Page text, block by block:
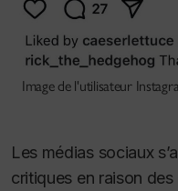
Image de l'utilisateur
Les médias sociaux
critiques en raison